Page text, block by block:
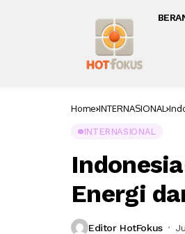
Home INTERNASIONAL
INTERNASIONAL
Energi
Editor HotFokus